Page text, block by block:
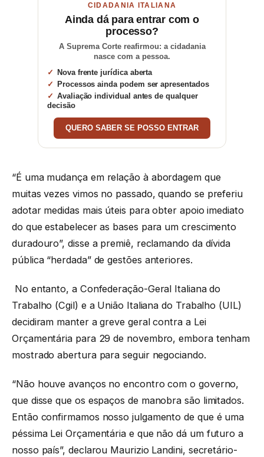
CIDADANIA ITALIANA
Ainda dá para entrar com o
processo?
A Suprema Corte reafirmou: a cidadania
nasce com a pessoa.
Nova frente jurídica aberta
Processos ainda podem ser apresentados
Avaliação individual antes de qualquer
decisão
QUERO SABER SE POSSO ENTRAR
“É uma mudança em relação à abordagem que
muitas vezes vimos no passado, quando se preferiu
adotar medidas mais úteis para obter apoio imediato
do que estabelecer as bases para um crescimento
duradouro”, disse a premiê, reclamando da dívida
pública “herdada” de gestões anteriores.
No entanto, a Confederação-Geral Italiana do
Trabalho (Cgil) e a União Italiana do Trabalho (UIL)
decidiram manter a greve geral contra a Lei
Orçamentária para 29 de novembro, embora tenham
mostrado abertura para seguir negociando.
“Não houve avanços no encontro com o governo,
que disse que os espaços de manobra são limitados.
Então confirmamos nosso julgamento de que é uma
péssima Lei Orçamentária e que não dá um futuro a
nosso país”, declarou Maurizio Landini, secretário-